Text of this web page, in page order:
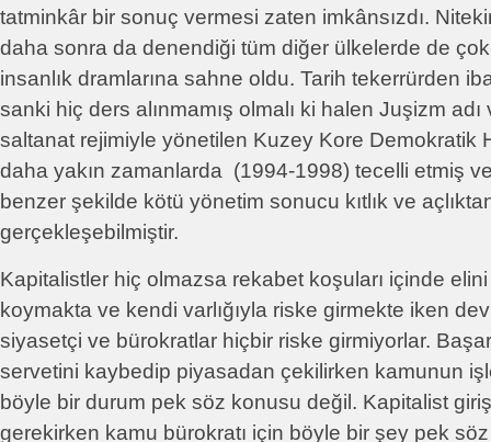
tatminkâr bir sonuç vermesi zaten imkânsızdı.
daha sonra da denendiği tüm diğer ülkelerde de çok
insanlık dramlarına sahne oldu. Tarih tekerrürden
sanki hiç ders alınmamış olmalı ki halen Juşizm
saltanat rejimiyle yönetilen Kuzey Kore Demokratik
daha yakın zamanlarda (1994-1998) tecelli etmiş
benzer şekilde kötü yönetim sonucu kıtlık ve
gerçekleşebilmiştir.
Kapitalistler hiç olmazsa rekabet koşuları içinde elini
koymakta ve kendi varlığıyla riske girmekte iken
siyasetçi ve bürokratlar hiçbir riske girmiyorlar.
servetini kaybedip piyasadan çekilirken kamunun
böyle bir durum pek söz konusu değil. Kapitalist
gerekirken kamu bürokratı için böyle bir şey pek